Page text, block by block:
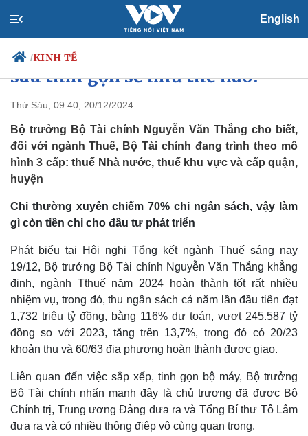
English
/KINH TẾ
Chính trị
Đảng
Tổ chức nhân sự
Quốc hội
Xã hội
Tin 24h
Dự báo thời tiết
Việc làm
Biển đảo
Mô hình mới của Tổng cục Thuế
sau tinh gọn sẽ như thế nào?
Thứ Sáu, 09:40, 20/12/2024
Bộ trưởng Bộ Tài chính Nguyễn Văn Thắng cho biết,
đối với ngành Thuế, Bộ Tài chính đang trình theo mô
hình 3 cấp: thuế Nhà nước, thuế khu vực và cấp quận,
huyện
Chi thường xuyên chiếm 70% chi ngân sách, vậy làm
gì còn tiền chi cho đầu tư phát triển
Phát biểu tại Hội nghị Tổng kết ngành Thuế sáng nay
19/12, Bộ trưởng Bộ Tài chính Nguyễn Văn Thắng khẳng
định, ngành Tthuế năm 2024 hoàn thành tốt rất nhiều
nhiệm vụ, trong đó, thu ngân sách cả năm lần đầu tiên đạt
1,732 triệu tỷ đồng, bằng 116% dự toán, vượt 245.587 tỷ
đồng so với 2023, tăng trên 13,7%, trong đó có 20/23
khoản thu và 60/63 địa phương hoàn thành được giao.
Liên quan đến việc sắp xếp, tinh gọn bộ máy, Bộ trưởng
Bộ Tài chính nhấn mạnh đây là chủ trương đã được Bộ
Chính trị, Trung ương Đảng đưa ra và Tổng Bí thư Tô Lâm
đưa ra và có nhiều thông điệp vô cùng quan trọng.